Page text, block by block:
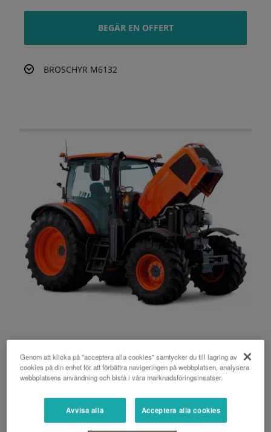
BEGÄR EN OFFERT
BROSCHYR M6132
Motor
Kubotas Steg V-motor är den mest kraftfulla
4- cylindriga motorn i jordbrukssektorn.
Genom att klicka på "acceptera alla cookies" samtycker du till lagring av
cookies på din enhet för att förbättra navigeringen på webbplatsen, analysera
webbplatsens användning och bistå i våra marknadsföringsinsatser.
Avvisa alla Acceptera alla cookies